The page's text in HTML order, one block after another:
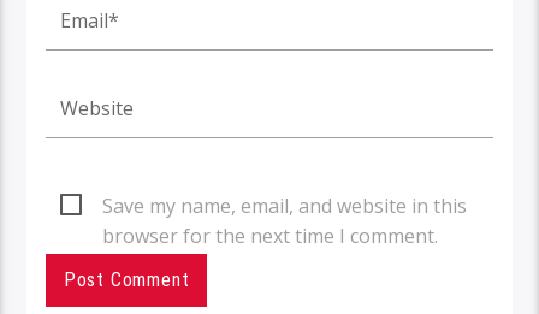
Save my name, email, and website in this
browser for the next time I comment.